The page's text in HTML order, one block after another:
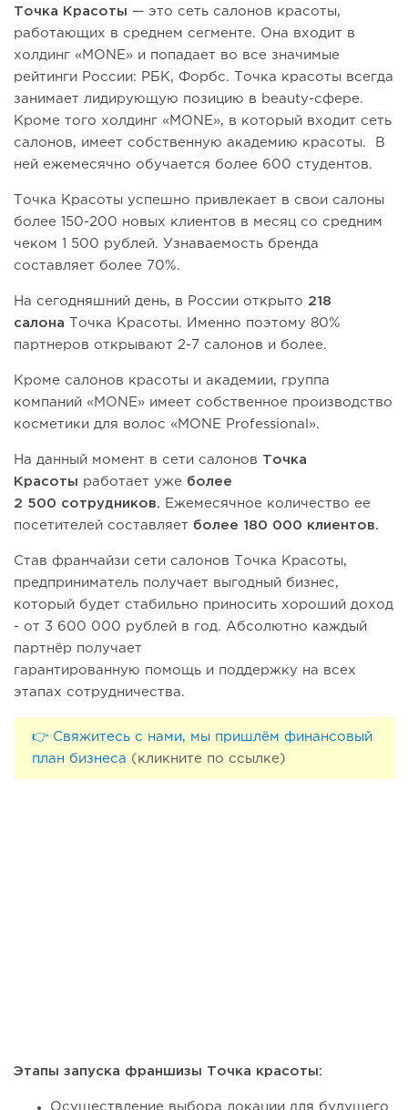
Точка Красоты — это сеть салонов красоты,
работающих в среднем сегменте. Она входит в
холдинг «MONE» и попадает во все значимые
рейтинги России: РБК, Форбс. Точка красоты всегда
занимает лидирующую позицию в beauty-сфере.
Кроме того холдинг «MONE», в который входит сеть
салонов, имеет собственную академию красоты. В
ней ежемесячно обучается более 600 студентов.
Точка Красоты успешно привлекает в свои салоны
более 150-200 новых клиентов в месяц со средним
чеком 1 500 рублей. Узнаваемость бренда
составляет более 70%.
На сегодняшний день, в России открыто 218
салона
Точка Красоты. Именно поэтому 80%
партнеров открывают 2-7 салонов и более.
Кроме салонов красоты и академии, группа
компаний «MONE» имеет собственное производство
косметики для волос «MONE Professional».
На данный момент в сети салонов Точка
Красоты работает уже более
2 500 сотрудников. Ежемесячное количество ее
посетителей составляет более 180 000 клиентов.
Став франчайзи сети салонов Точка Красоты,
предприниматель получает выгодный бизнес,
который будет стабильно приносить хороший доход
- от 3 600 000 рублей в год. Абсолютно каждый
партнёр получает
гарантированную помощь и поддержку на всех
этапах сотрудничества.
👉 Свяжитесь с нами, мы пришлём финансовый
план бизнеса (кликните по ссылке)
Этапы запуска франшизы Точка красоты:
Осуществление выбора локации для будущего